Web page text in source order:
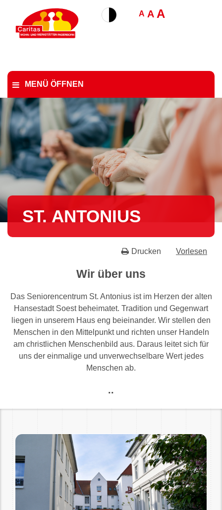
A A A
MENÜ ÖFFNEN
ST. ANTONIUS
Vorlesen
Drucken
Wir über uns
Das Seniorencentrum St. Antonius ist im Herzen der alten
Hansestadt Soest beheimatet. Tradition und Gegenwart
liegen in unserem Haus eng beieinander. Wir stellen den
Menschen in den Mittelpunkt und richten unser Handeln
am christlichen Menschenbild aus. Daraus leitet sich für
uns der einmalige und unverwechselbare Wert jedes
Menschen ab.
..